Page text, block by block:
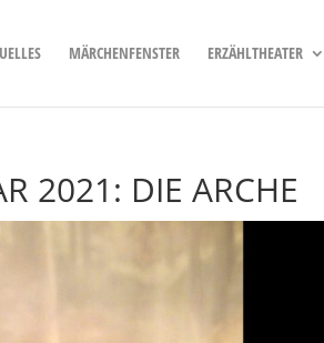
MÄRCHENFENSTER ERZÄHLTHEATER
2021: DIE ARCHE